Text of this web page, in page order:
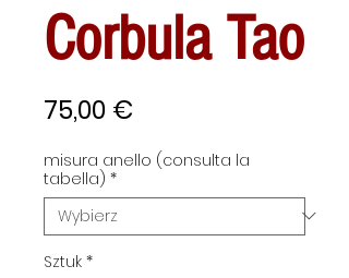
Corbula Tao
75,00 €
misura anello (consulta la
tabella) *
Sztuk *